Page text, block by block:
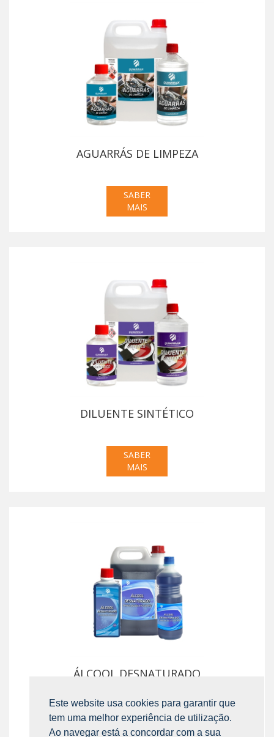
Este website usa cookies para garantir que
tem uma melhor experiência de utilização.
Ao navegar está a concordar com a sua
AGUARRÁS DE LIMPEZA
SABER
MAIS
DILUENTE SINTÉTICO
SABER
MAIS
ÁLCOOL DESNATURADO
SABER
MAIS